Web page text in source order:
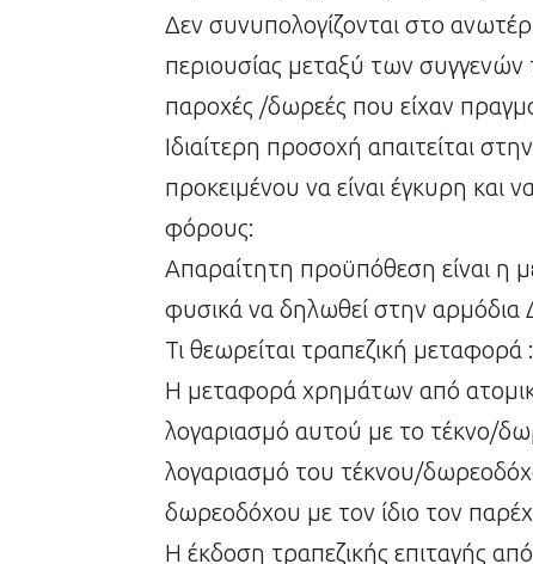
Δεν συνυπολογίζονται στο
περιουσίας μεταξύ των συγγενών
παροχές /δωρεές που είχαν
Ιδιαίτερη προσοχή απαιτείται
προκειμένου να είναι έγκυρη και
φόρους:
Απαραίτητη προϋπόθεση είναι η
φυσικά να δηλωθεί στην αρμόδια
Τι θεωρείται τραπεζική μεταφορά :
Η μεταφορά χρημάτων από
λογαριασμό αυτού με το τέκνο/
λογαριασμό του τέκνου/
δωρεοδόχου με τον ίδιο τον
Η έκδοση τραπεζικής επιταγής